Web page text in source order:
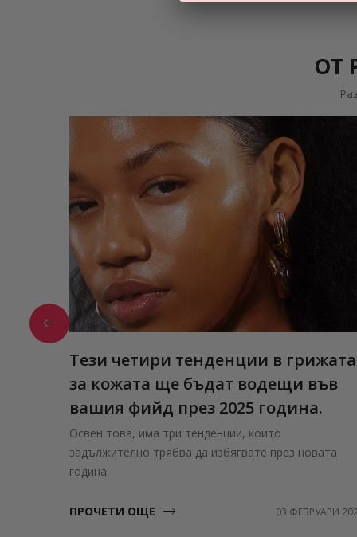
ОТ
Тези четири тенденции в грижата
за кожата ще бъдат водещи във
вашия фийд през 2025 година.
Освен това, има три тенденции, които
задължително трябва да избягвате през новата
година.
ПРОЧЕТИ ОЩЕ 03 ФЕВРУАРИ